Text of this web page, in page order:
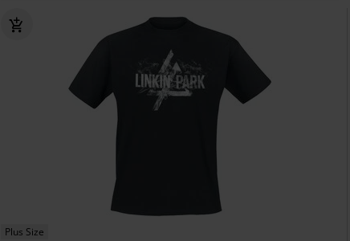
Plus Size